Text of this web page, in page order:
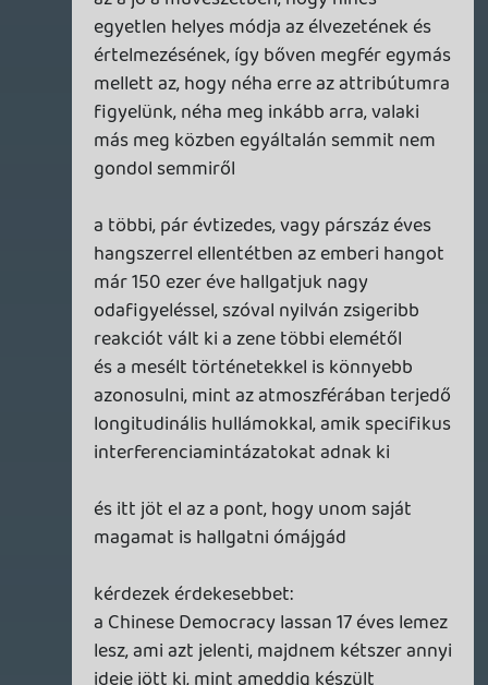
Yip Man 2025.01.17 17:36:32 #1zup2
Yip Man 2025.01.17 17:36:14
#1zup1
Yip Man
Yip Man 2025.01.17 17:36:14
kifejezetten a szöveg miatt figyelek fel
valamire